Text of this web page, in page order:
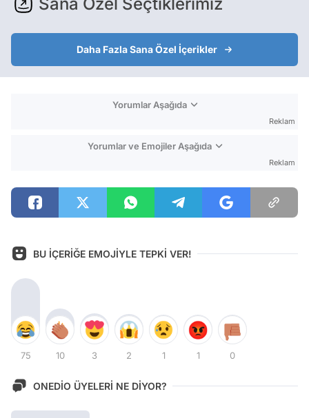
Daha Fazla Sana Özel İçerikler
Yorumlar Aşağıda
Reklam
Yorumlar ve Emojiler Aşağıda
Reklam
BU İÇERİĞE EMOJİYLE TEPKİ VER!
75 10 3 2 1 1 0
ONEDİO ÜYELERİ NE DİYOR?